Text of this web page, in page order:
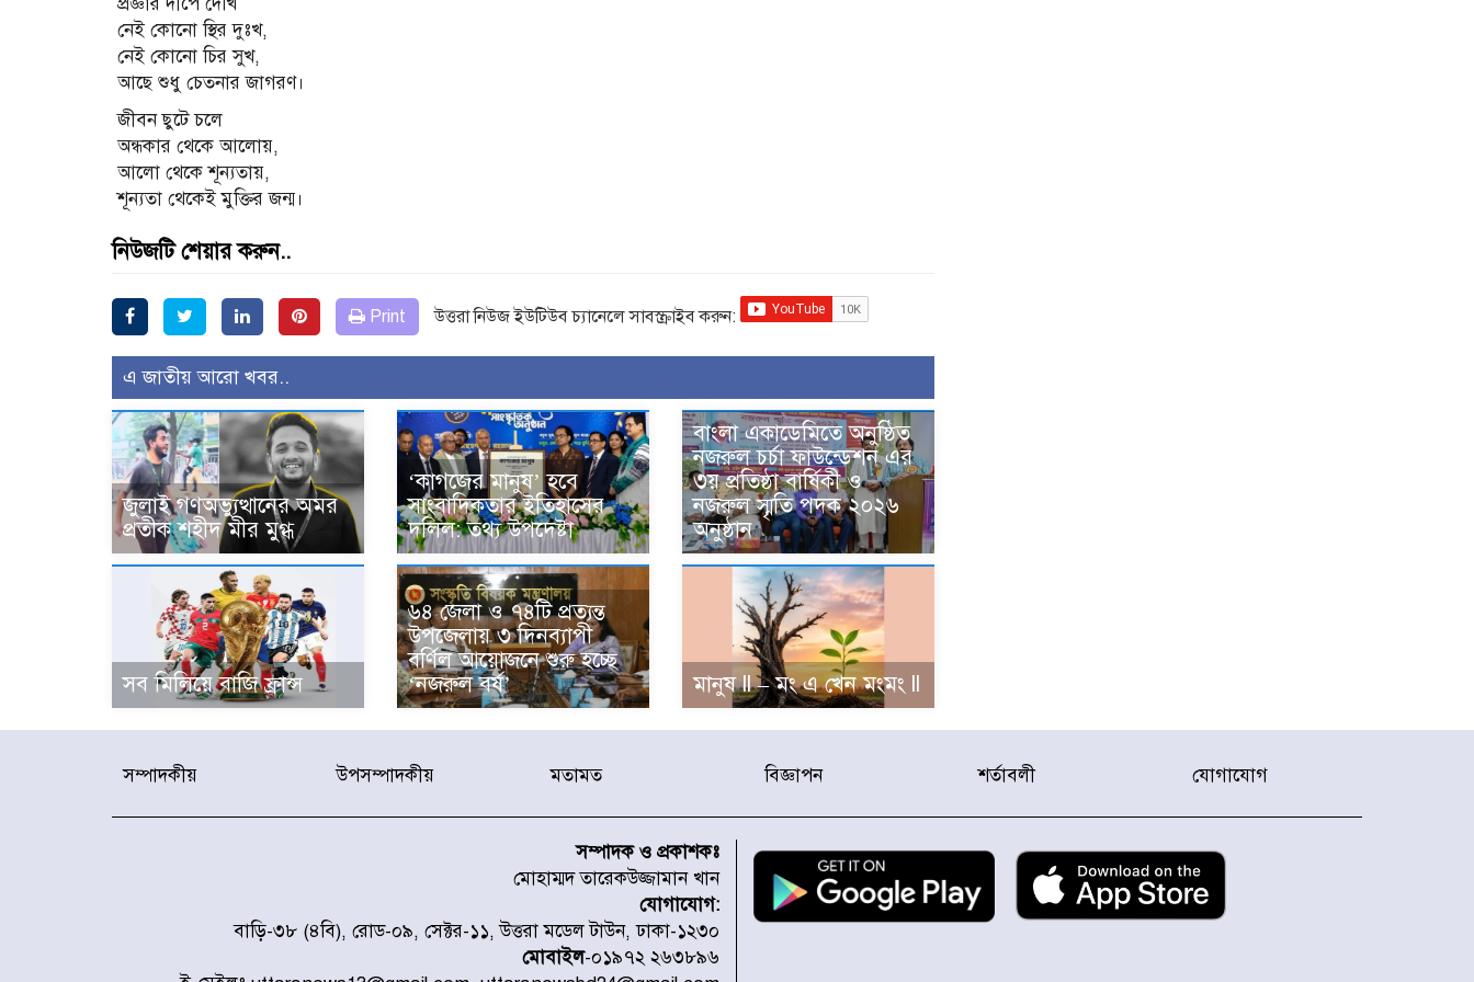
নেই কোনো স্থির দুঃখ,
নেই কোনো চির সুখ,
আছে শুধু চেতনার জাগরণ।
জীবন ছুটে চলে
অন্ধকার থেকে আলোয়,
আলো থেকে শূন্যতায়,
শূন্যতা থেকেই মুক্তির জন্ম।
নিউজটি শেয়ার করুন..
Print উত্তরা নিউজ ইউটিউব চ্যানেলে সাবস্ক্রাইব করুন:
এ জাতীয় আরো খবর..
জুলাই গণঅভ্যুত্থানের অমর
প্রতীক শহীদ মীর মুগ্ধ
‘কাগজের মানুষ’ হবে
সাংবাদিকতার ইতিহাসের
দলিল: তথ্য উপদেষ্টা
বাংলা একাডেমিতে অনুষ্ঠিত
নজরুল চর্চা ফাউন্ডেশন এর
৩য় প্রতিষ্ঠা বার্ষিকী ও
নজরুল স্মৃতি পদক ২০২৬
অনুষ্ঠান
সব মিলিয়ে বাজি ফ্রান্স
৬৪ জেলা ও ৭৪টি প্রত্যন্ত
উপজেলায় ৩ দিনব্যাপী
বর্ণিল আয়োজনে শুরু হচ্ছে
‘নজরুল বর্ষ’
মানুষ ll – মং এ খেন মংমং ll
সম্পাদকীয় উপসম্পাদকীয় মতামত বিজ্ঞাপন শর্তাবলী যোগাযোগ
সম্পাদক ও প্রকাশকঃ
মোহাম্মদ তারেকউজ্জামান খান
যোগাযোগ:
বাড়ি-৩৮ (৪বি), রোড-০৯, সেক্টর-১১, উত্তরা মডেল টাউন, ঢাকা-১২৩০
মোবাইল-০১৯৭২ ২৬৩৮৯৬